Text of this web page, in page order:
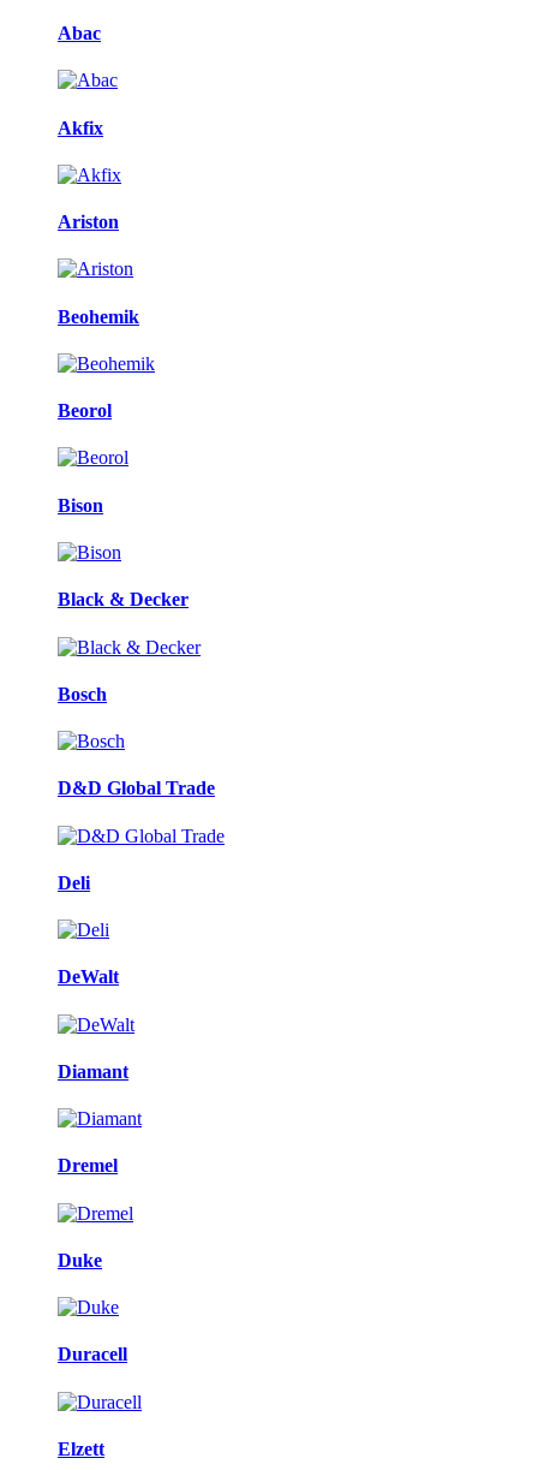
Abac
Akfix
Ariston
Beohemik
Beorol
Bison
Black & Decker
Bosch
D&D Global Trade
Deli
DeWalt
Diamant
Dremel
Duke
Duracell
Elzett